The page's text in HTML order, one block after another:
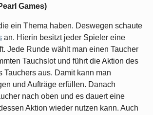
Games)
ein Thema haben. Deswegen schaute
an. Hierin besitzt jeder Spieler eine
Jede Runde wählt man einen Taucher
Tauchslot und führt die Aktion des
Tauchers aus. Damit kann man
und Aufträge erfüllen. Danach
nach oben und es dauert eine
Aktion wieder nutzen kann. Auch